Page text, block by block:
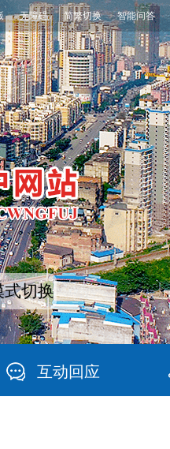
无障碍 简繁切换 智能问答
式切换
互动回应